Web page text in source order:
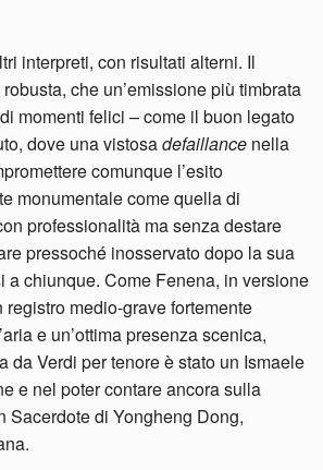
interpreti, con risultati alterni. Il
che un’emissione più timbrata
momenti felici – come il buon legato
dove una vistosadefaillance nella
comunque l’esito
monumentale come quella di
professionalità ma senza destare
pressoché inosservato dopo la sua
a chiunque. Come Fenena, in versione
medio-grave fortemente
e un’ottima presenza scenica,
da Verdi per tenore è stato un Ismaele
e nel poter contare ancora sulla
Sacerdote di Yongheng Dong,